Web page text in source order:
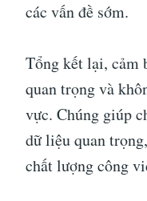
các vấn đề sớm.
Tổng kết lại, cảm
quan trọng và
vực. Chúng giúp
dữ liệu quan
chất lượng công